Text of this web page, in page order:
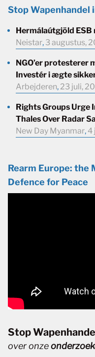
Stop Wapenhandel
Hermálaútgjöld
Neistar, 3 augustus,
NGO’er protesterer
Investér i ægte
Arbejderen, 23 juli,
Rights Groups Urge
Thales Over Radar
New Day Myanmar, 4
Rearm Europe: the
Defence for Peace
Stop
over onze